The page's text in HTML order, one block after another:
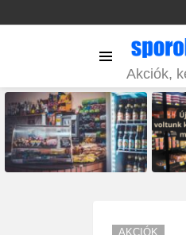
Akciók,
STORIES
AKCIÓK